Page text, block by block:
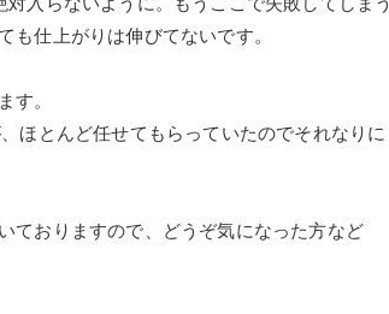
仕上がりは伸びてないです。
す。
ほとんど任せてもらっていたのでそれなりに
ておりますので、どうぞ気になった方など